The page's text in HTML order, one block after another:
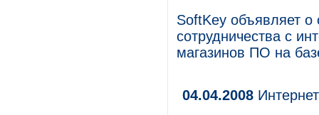
SoftKey объявляет
сотрудничества с
магазинов ПО на
04.04.2008